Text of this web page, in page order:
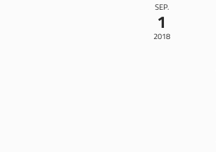
SEP.
1
2018